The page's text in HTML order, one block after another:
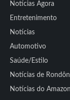
Notícias Agora
Entretenimento
Notícias
Automotivo
Saúde/Estilo
Notícias de
Notícias do